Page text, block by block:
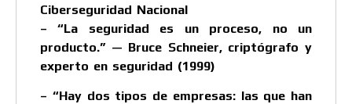
Ciberseguridad Nacional
– “La seguridad es un proceso, no un
producto.” — Bruce Schneier, criptógrafo y
experto en seguridad (1999)
– “Hay dos tipos de empresas: las que han